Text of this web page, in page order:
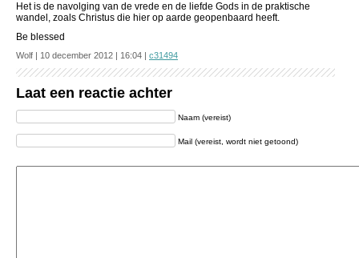
Het is de navolging van de vrede en de liefde Gods in de praktische
wandel, zoals Christus die hier op aarde geopenbaard heeft.
Be blessed
Wolf | 10 december 2012 | 16:04 | c31494
Laat een reactie achter
Naam (vereist)
Mail (vereist, wordt niet getoond)